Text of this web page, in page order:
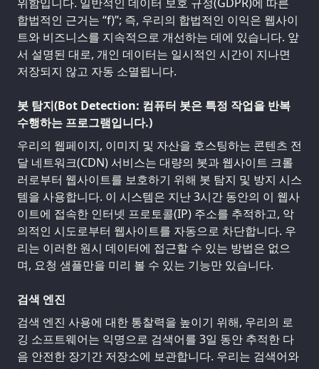
합법적인 근거는 “f)”; 즉, 우리의 합법적인 이익은 웹사이
트와 비즈니스를 지속적으로 개선하는 데에 있습니다. 앞
서 설명된 대로, 개인 데이터는 일시적인 시간이 지나면
저장되지 않고 자동 소멸됩니다.
봇 탐지(Bot Detection: 컴퓨터 봇은 특정 작업을 반복
수행하는 프로그램입니다.)
우리의 웹페이지, 이미지 및 자산을 호스팅하는 콘텐츠 전
달 네트워크(CDN) 서비스는 대량의 봇과 웹사이트 크롤
러로부터 웹사이트를 보호하기 위해 봇 탐지 및 방지 시스
템을 사용합니다. 이 시스템은 지난 3시간 동안의 이 웹사
이트에 접속한 인터넷 프로토콜(IP) 주소를 추적하고, 악
의적인 시도로부터 웹사이트를 자동으로 차단합니다. 우
리는 이러한 원시 데이터에 접근할 수 있는 방법은 없으
며, 요청 샘플만을 미리 볼 수 있는 기능만 있습니다.
검색 엔진
검색 엔진 사용에 대한 통찰력을 높이기 위해, 우리의 로
깅 소프트웨어는 익명으로 검색어를 3일 동안 추적한 다
음 안전한 장기간 저장소에 보관합니다. 우리는 검색어와